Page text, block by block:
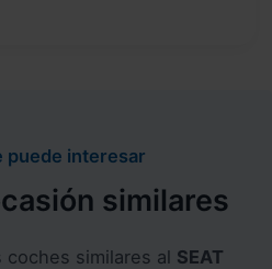
puede interesar
similares
similares al SEAT